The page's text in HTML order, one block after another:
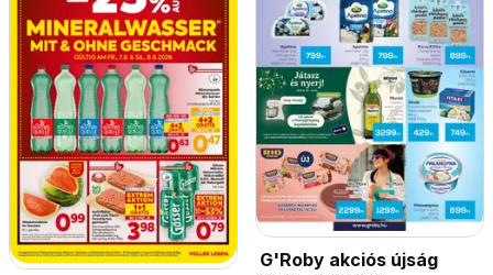
G'Roby akciós újság